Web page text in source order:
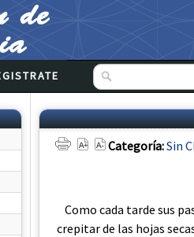
Categoría:Sin
Como cada tarde sus
crepitar de las hojas